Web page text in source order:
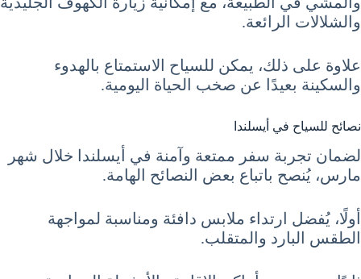
والشلالات الرائعة.
علاوة على ذلك، يمكن للسياح الاستمتاع بالهدوء
والسكينة بعيدًا عن صخب الحياة اليومية.
نصائح للسياح في أيسلندا
لضمان تجربة سفر ممتعة وآمنة في أيسلندا خلال شهر
مارس، يُنصح باتباع بعض النصائح الهامة.
أولًا، يُفضل ارتداء ملابس دافئة ومناسبة لمواجهة
الطقس البارد والمتقلب.